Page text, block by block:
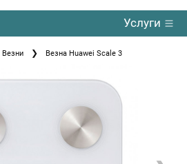
Услуги
Везни Везна Huawei Scale 3